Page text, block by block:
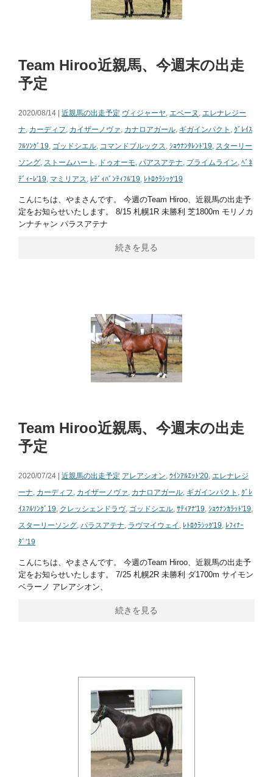
Team Hiroo近親馬、今週末の出走
予定
2020/08/14 | 近親馬の出走予定 ヴィジャーヤ エベーヌ
エレナレジー
ナ カーディフ カイザーノヴァ カナロアガール ギガインパクト
ｸﾞﾚｲｽ
ﾌﾙｿﾝｸﾞ19 ゴッドシエル コマンドブルックス ｼｮｳﾅﾝﾀﾚﾝﾄ'19
スターリー
ソング ストームハート ドゥオーモ パアスアテナ プライムライン ﾍﾞﾈ
ﾃﾞｨｰﾚ'19 マミリアス ﾚﾃﾞｨﾊﾞﾝﾃｨﾌﾙ'19 ﾚﾄﾛｸﾗｼｯｸ'19
こんにちは、やまさんです。 今週のTeam Hiroo、近親馬の出走予
定をお知らせいたします。 8/15 札幌1R 未勝利 芝1800m モリノカ
ンナチャン パラスアテナ
続きを見る
Team Hiroo近親馬、今週末の出走
予定
2020/07/24 | 近親馬の出走予定 アレアシオン, ｳｲﾝｱﾙｴｯﾄ'20, エレナレジ
ーナ, カーディフ, カイザーノヴァ, カナロアガール, ギガインパクト , ｸﾞﾚ
ｲｽﾌﾙｿﾝｸﾞ19, クレッシェンドラヴ, ゴッドシエル, ｻﾃｨｱﾅ'19, ｼｮｳﾅﾝｶﾗｯﾄ'19,
スターリーソング, パラスアテナ, ラヴマイウェイ , ﾚﾄﾛｸﾗｼｯｸ'19, ﾚﾌｨﾅｰ
ﾀﾞ'19
こんにちは、やまさんです。 今週のTeam Hiroo、近親馬の出走予
定をお知らせいたします。 7/25 札幌2R 未勝利 ダ1700m サイモン
ベラーノ アレアシオン、
続きを見る